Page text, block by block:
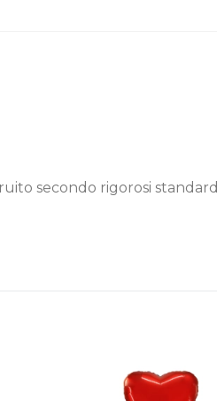
secondo rigorosi standard